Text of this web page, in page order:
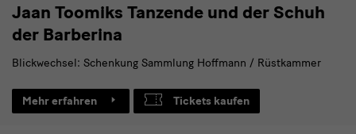
Jaan Toomiks Tanzende und der Schuh
der Barberina
Blickwechsel: Schenkung Sammlung Hoffmann / Rüstkammer
Mehr erfahren Tickets kaufen